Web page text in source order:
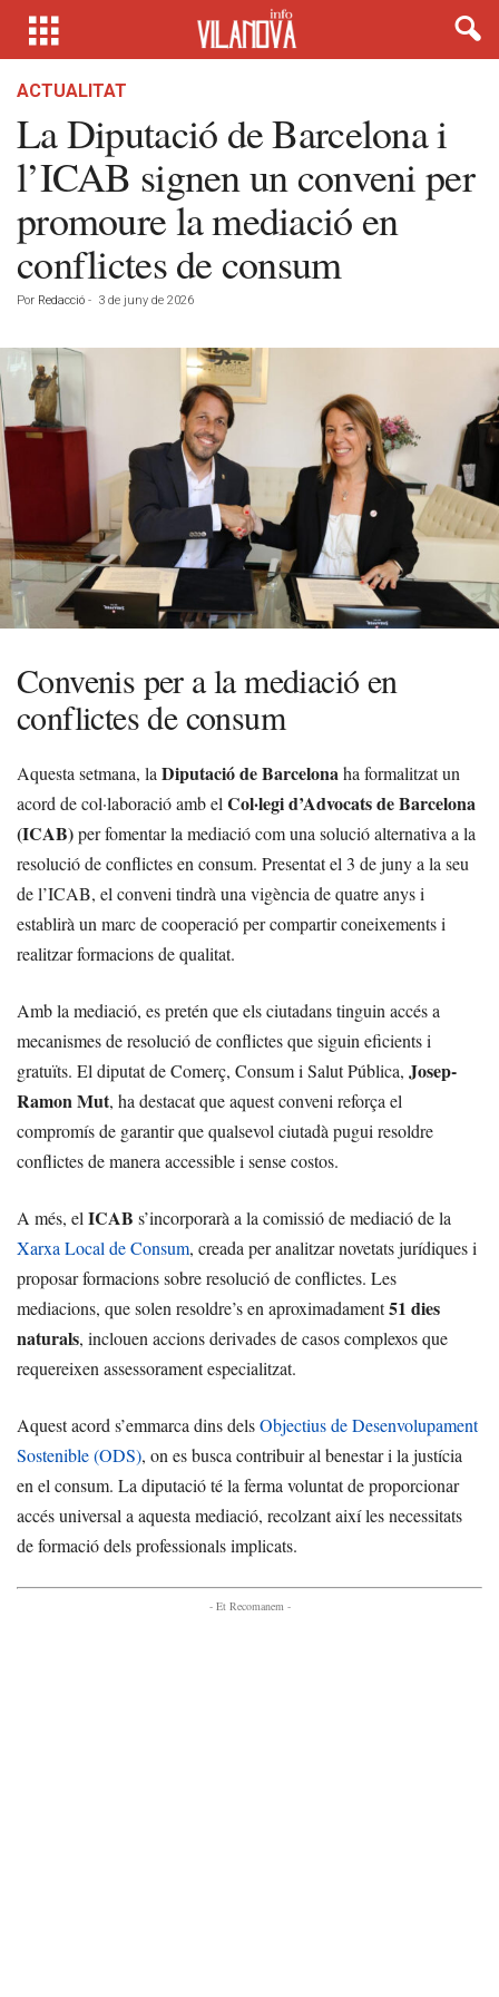
ACTUALITAT
La Diputació de Barcelona i
l’ICAB signen un conveni per
promoure la mediació en
conflictes de consum
Por Redacció - 3 de juny de 2026
Convenis per a la mediació en
conflictes de consum
Aquesta setmana, la Diputació de Barcelonaha formalitzat un
acord de col·laboració amb el Col·legi d’Advocats de Barcelona
(ICAB)per fomentar la mediació com una solució alternativa a la
resolució de conflictes en consum. Presentat el 3 de juny a la seu
de l’ICAB, el conveni tindrà una vigència de quatre anys i
establirà un marc de cooperació per compartir coneixements i
realitzar formacions de qualitat.
Amb la mediació, es pretén que els ciutadans tinguin accés a
mecanismes de resolució de conflictes que siguin eficients i
gratuïts. El diputat de Comerç, Consum i Salut Pública, Josep-
Ramon Mut, ha destacat que aquest conveni reforça el
compromís de garantir que qualsevol ciutadà pugui resoldre
conflictes de manera accessible i sense costos.
A més, el ICAB s’incorporarà a la comissió de mediació de la
Xarxa Local de Consum, creada per analitzar novetats jurídiques i
proposar formacions sobre resolució de conflictes. Les
mediacions, que solen resoldre’s en aproximadament51 dies
naturals, inclouen accions derivades de casos complexos que
requereixen assessorament especialitzat.
Aquest acord s’emmarca dins delsObjectius de Desenvolupament
Sostenible (ODS), on es busca contribuir al benestar i la justícia
en el consum. La diputació té la ferma voluntat de proporcionar
accés universal a aquesta mediació, recolzant així les necessitats
de formació dels professionals implicats.
- Et Recomanem -